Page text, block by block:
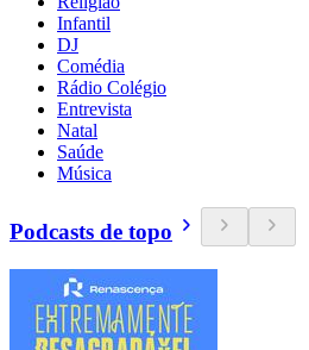
Infantil
DJ
Comédia
Rádio Colégio
Entrevista
Natal
Saúde
Música
Podcasts de topo